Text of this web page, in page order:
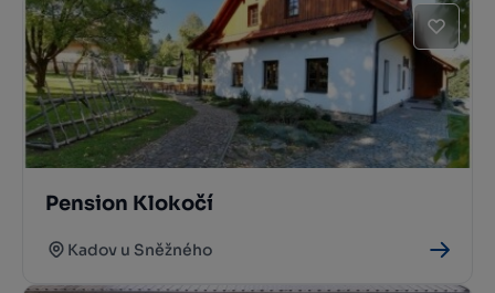
Pension Klokočí
Kadov u Sněžného